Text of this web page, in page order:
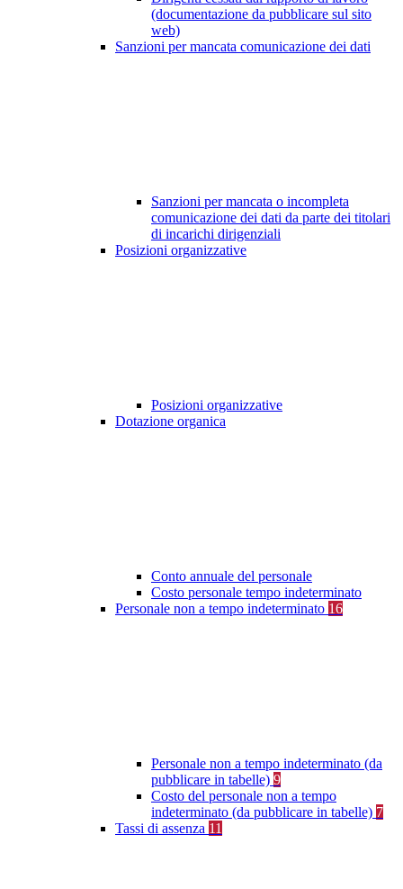
(documentazione da pubblicare sul sito
web)
Sanzioni per mancata comunicazione dei dati
Sanzioni per mancata o incompleta
comunicazione dei dati da parte dei titolari
di incarichi dirigenziali
Posizioni organizzative
Posizioni organizzative
Dotazione organica
Conto annuale del personale
Costo personale tempo indeterminato
Personale non a tempo indeterminato 16
Personale non a tempo indeterminato (da
pubblicare in tabelle) 9
Costo del personale non a tempo
indeterminato (da pubblicare in tabelle) 7
Tassi di assenza 11